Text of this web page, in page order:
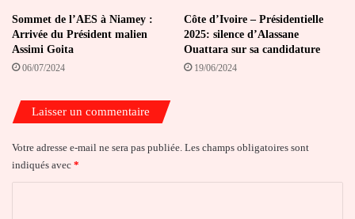
Sommet de l’AES à Niamey :
Arrivée du Président malien
Assimi Goita
06/07/2024
Côte d’Ivoire – Présidentielle
2025: silence d’Alassane
Ouattara sur sa candidature
19/06/2024
Laisser un commentaire
Votre adresse e-mail ne sera pas publiée. Les champs obligatoires sont
indiqués avec *